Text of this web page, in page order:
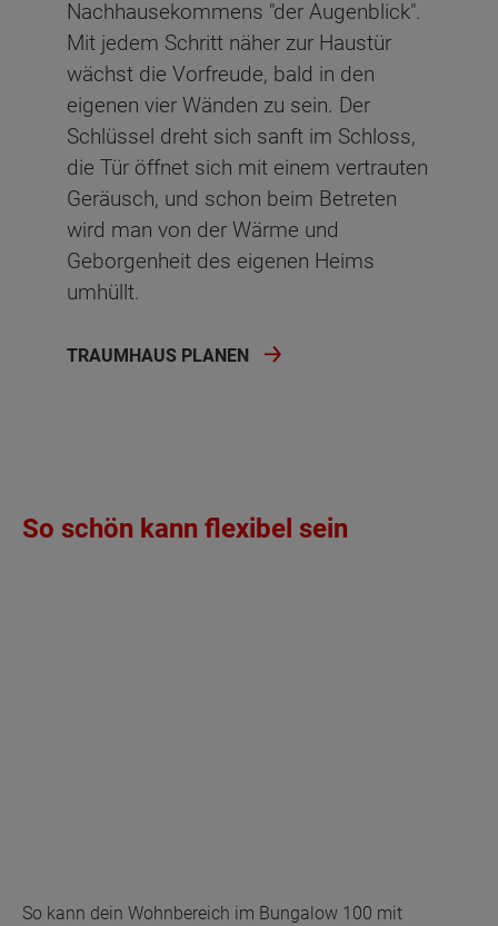
Nachhausekommens "der Augenblick".
Mit jedem Schritt näher zur Haustür
wächst die Vorfreude, bald in den
eigenen vier Wänden zu sein. Der
Schlüssel dreht sich sanft im Schloss,
die Tür öffnet sich mit einem vertrauten
Geräusch, und schon beim Betreten
wird man von der Wärme und
Geborgenheit des eigenen Heims
umhüllt.
TRAUMHAUS PLANEN
So schön kann flexibel sein
So kann dein Wohnbereich im Bungalow 100 mit